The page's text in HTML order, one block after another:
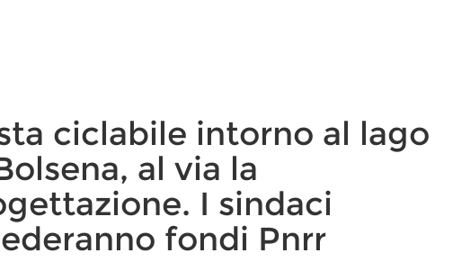
ciclabile intorno al lago
al via la
I sindaci
fondi Pnrr